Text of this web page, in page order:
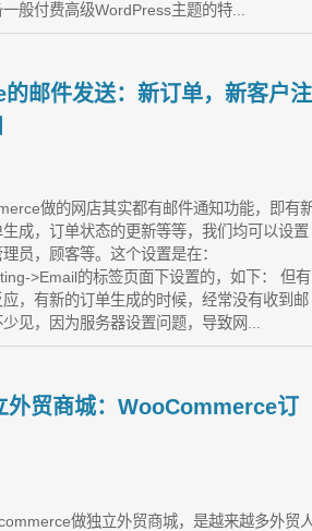
般付费高级WordPress主题的特...
邮件发送：新订单，新客户注
做的网店其实都有邮件通知功能，即有
成，订单状态的更新等等，我们均可以设置
员，顾客等。这个设置是在：
>Email的标签页面下设置的，如下： 但有
，有新的订单生成的时候，经常没有收到邮
见，因为服务器设置问题，导致网...
贸商城：WooCommerce订
做独立外贸商城，是越来越多外贸